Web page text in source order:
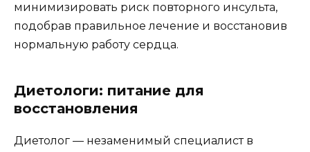
минимизировать риск повторного инсульта,
подобрав правильное лечение и восстановив
нормальную работу сердца.
Диетологи: питание для
восстановления
Диетолог — незаменимый специалист в